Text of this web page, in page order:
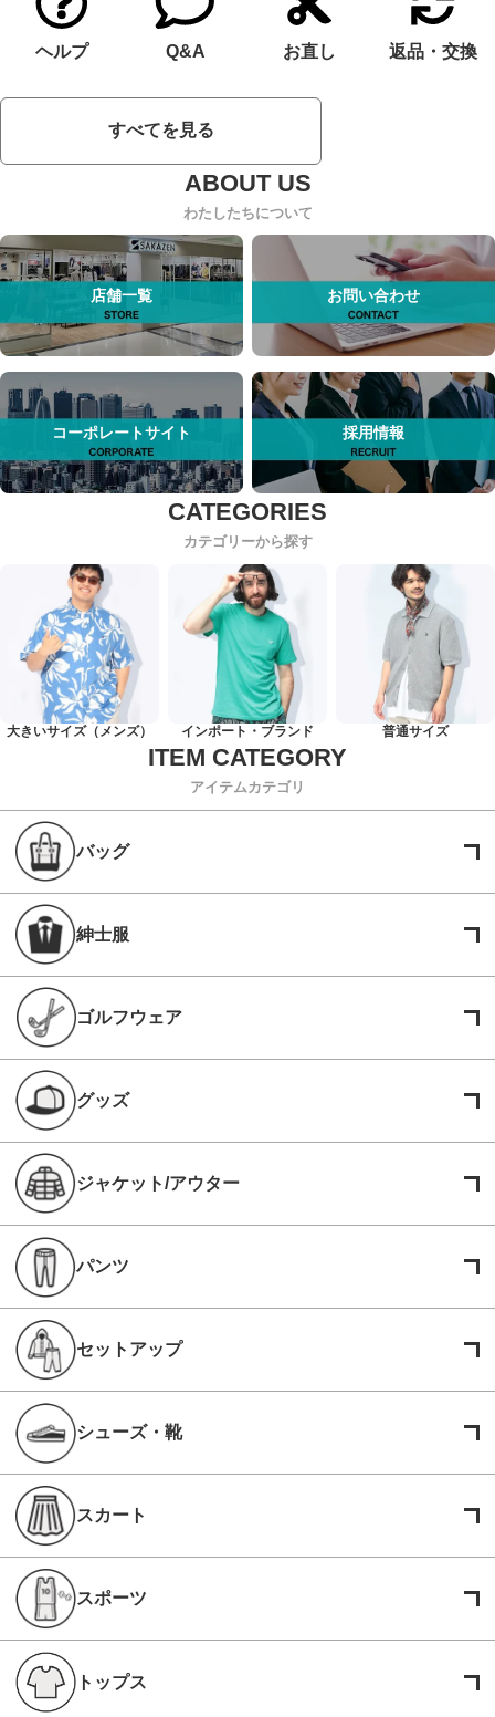
ヘルプ Q&A お直し 返品・交換
すべてを見る
わたしたちについて
店舗一覧 お問い合わせ
コーポレートサイト 採用情報
カテゴリーから探す
大きいサイズ（メンズ） インポート・ブランド 普通サイズ
アイテムカテゴリ
バッグ
紳士服
ゴルフウェア
グッズ
ジャケット/アウター
パンツ
セットアップ
シューズ・靴
スカート
スポーツ
トップス